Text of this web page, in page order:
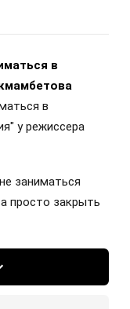
в
в
у режиссера
заниматься
просто закрыть